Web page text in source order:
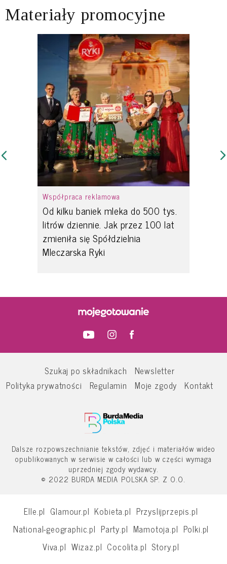
Materiały promocyjne
Współpraca reklamowa
Od kilku baniek mleka do 500 tys.
litrów dziennie. Jak przez 100 lat
zmieniła się Spółdzielnia
Mleczarska Ryki
Szukaj po składnikach
Newsletter
Polityka prywatności
Regulamin Moje zgody Kontakt
Dalsze rozpowszechnianie tekstów, zdjęć i materiałów wideo
opublikowanych w serwisie w całości lub w części wymaga
uprzedniej zgody wydawcy.
© 2022 BURDA MEDIA POLSKA SP. Z O.O.
Elle.pl Glamour.pl Kobieta.pl Przyslijprzepis.pl
National-geographic.pl Party.pl Mamotoja.pl Polki.pl
Viva.pl Wizaz.pl Cocolita.pl Story.pl